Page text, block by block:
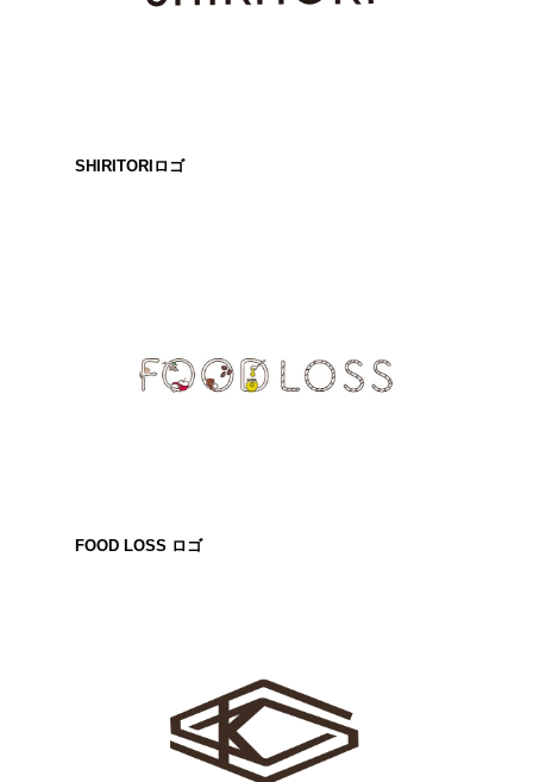
SHIRITORIロゴ
FOOD LOSS ロゴ